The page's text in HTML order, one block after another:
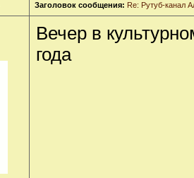
Заголовок сообщения: Re: Рутуб-канал
Вечер в
года